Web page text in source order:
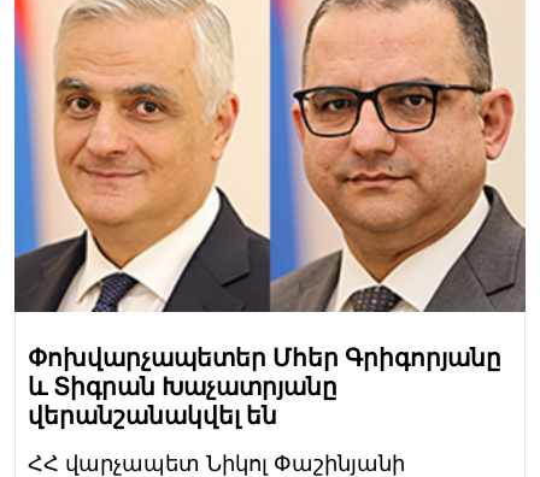
Փոխվարչապետեր Մհեր Գրիգորյանը
և Տիգրան Խաչատրյանը
վերանշանակվել են
ՀՀ վարչապետ Նիկոլ Փաշինյանի